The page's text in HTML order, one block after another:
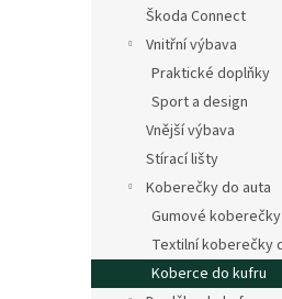
Škoda Connect
Vnitřní výbava
Praktické doplňky
Sport a design
Vnější výbava
Stírací lišty
Koberečky do auta
Gumové
Textilní koberečky
Koberce do kufru